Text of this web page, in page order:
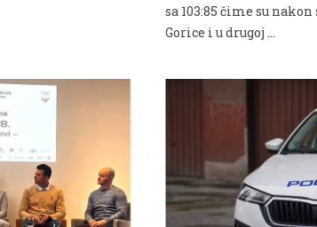
sa 103:85 čime su
Gorice i u drugoj …